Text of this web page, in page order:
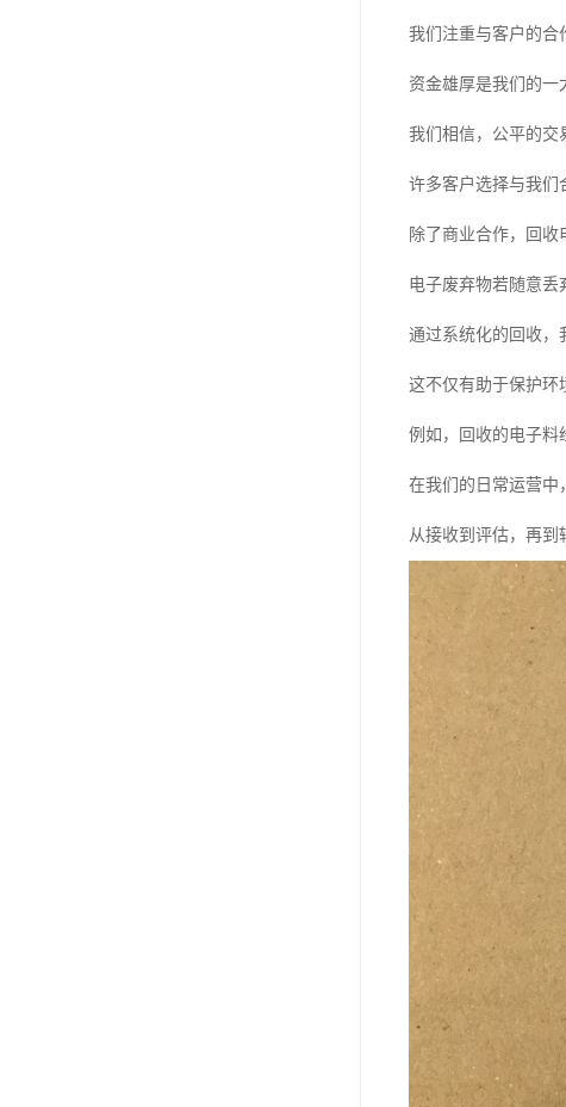
我们注重与客户的合
资金雄厚是我们的一
我们相信，公平的交
许多客户选择与我们
除了商业合作，回收
电子废弃物若随意丢
通过系统化的回收，
这不仅有助于保护环
例如，回收的电子料
在我们的日常运营中
从接收到评估，再到